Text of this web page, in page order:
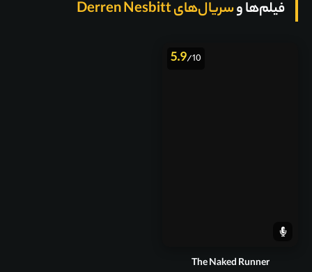
فیلم‌ها وسریال‌های Derren Nesbitt
5.9/10
The Naked Runner